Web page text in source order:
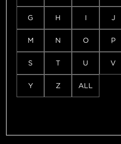
G H I J
M N O P
S T U V
Y Z ALL